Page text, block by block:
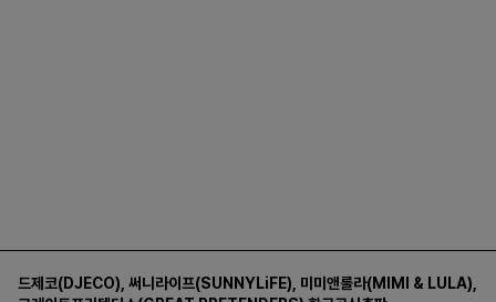
드제코(DJECO) 써니라이프(SUNNYLiFE) 미미앤룰라(MIMI & LULA)